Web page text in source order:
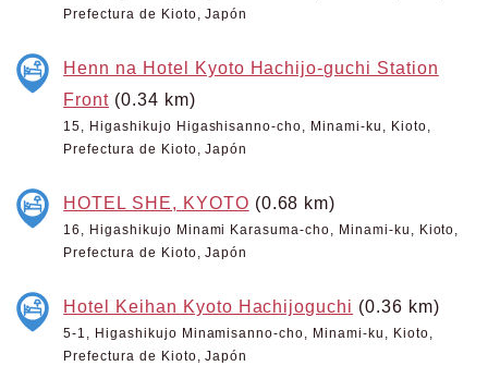
Prefectura de Kioto, Japón
Henn na Hotel Kyoto Hachijo-guchi Station
Front (0.34 km)
15, Higashikujo Higashisanno-cho, Minami-ku, Kioto,
Prefectura de Kioto, Japón
HOTEL SHE, KYOTO (0.68 km)
16, Higashikujo Minami Karasuma-cho, Minami-ku, Kioto,
Prefectura de Kioto, Japón
Hotel Keihan Kyoto Hachijoguchi (0.36 km)
5-1, Higashikujo Minamisanno-cho, Minami-ku, Kioto,
Prefectura de Kioto, Japón